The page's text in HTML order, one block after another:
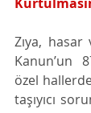
Zıya,
Kanun’un
özel
taşıyıcı